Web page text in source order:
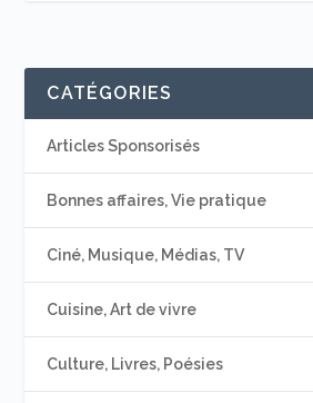
CATÉGORIES
Articles Sponsorisés
Bonnes affaires, Vie pratique
Ciné, Musique, Médias, TV
Cuisine, Art de vivre
Culture, Livres, Poésies